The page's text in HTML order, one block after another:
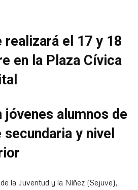
realizará el 17 y 18
en la Plaza Cívica
alumnos de
y nivel
la Juventud y la Niñez (Sejuve),